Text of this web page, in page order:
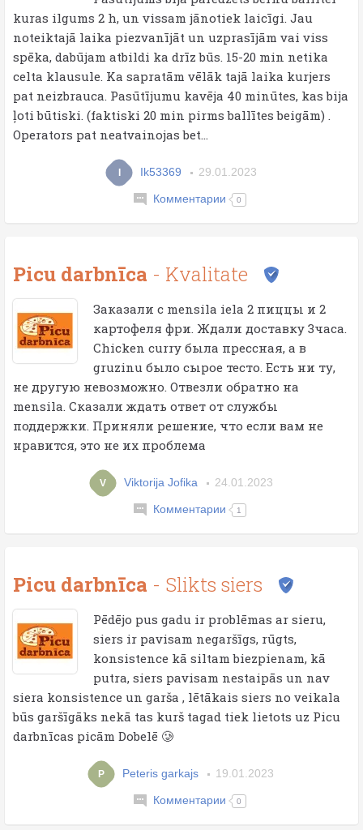
kuras ilgums 2 h, un vissam jānotiek laicīgi. Jau
noteiktajā laika piezvanījāt un uzprasījām vai viss
spēka, dabūjam atbildi ka drīz būs. 15-20 min netika
celta klausule. Ka sapratām vēlāk tajā laika kurjers
pat neizbrauca. Pasūtījumu kavēja 40 minūtes, kas bija
ļoti būtiski. (faktiski 20 min pirms ballītes beigām) .
Operators pat neatvainojas bet...
Ik53369 29.01.2023
Комментарии 0
Picu darbnīca - Kvalitate
Заказали с mensila iela 2 пиццы и 2
картофеля фри. Ждали доставку 3часа.
Chicken curry была прессная, а в
gruzinu было сырое тесто. Есть ни ту,
не другую невозможно. Отвезли обратно на
mensila. Сказали ждать ответ от службы
поддержки. Приняли решение, что если вам не
нравится, это не их проблема
V Viktorija Jofika 24.01.2023
Комментарии 1
Picu darbnīca - Slikts siers
Pēdējo pus gadu ir problēmas ar sieru,
siers ir pavisam negaršīgs, rūgts,
konsistence kā siltam biezpienam, kā
putra, siers pavisam nestaipās un nav
siera konsistence un garša , lētākais siers no veikala
būs garšīgāks nekā tas kurš tagad tiek lietots uz Picu
darbnīcas picām Dobelē 🥲
P Peteris garkajs 19.01.2023
Комментарии 0